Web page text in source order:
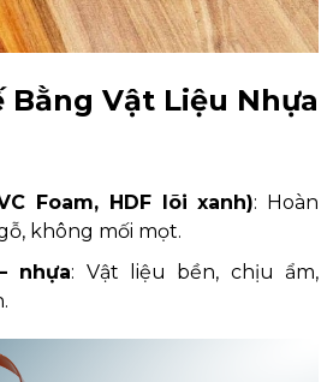
Bằng Vật Liệu Nhựa
Foam, HDF lõi xanh): Hoàn
không mối mọt.
nhựa: Vật liệu bền, chịu ẩm,